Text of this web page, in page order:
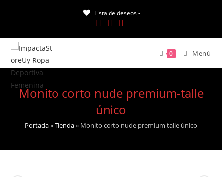
Lista de deseos -
0 Menú
Monito corto nude premium-talle
único
Portada»Tienda» Monito corto nude premium-talle único